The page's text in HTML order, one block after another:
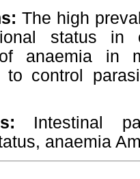
The high
status in
of anaemia in
to control
Intestinal
anaemia